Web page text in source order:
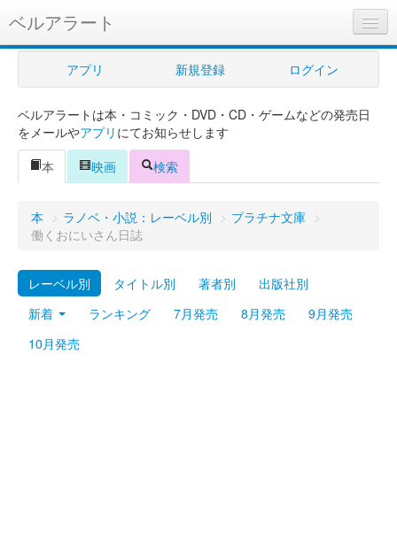
ベルアラート
ベルアラートとは
ヘルプ
新規登録
ログイン
購入管理
Myシェルフ
プレミアム
アプリ 新規登録 ログイン
ベルアラートは本・コミック・DVD・CD・ゲームなどの発売日
をメールやアプリ にてお知らせします
本
映画 検索
本 > ラノベ・小説：レーベル別 > プラチナ文庫 >
働くおにいさん日誌
レーベル別 タイトル別 著者別
出版社別
新着
ランキング 7月発売 8月発売
9月発売
10月発売